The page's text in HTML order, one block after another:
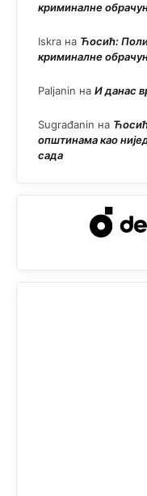
криминалне
Iskra на Ћосић:
криминалне
Paljanin на И данас
Sugrađanin на
општинама као
сада